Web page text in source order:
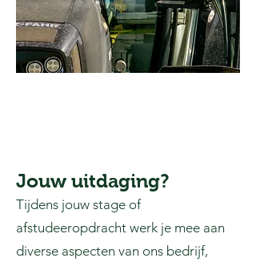
Jouw uitdaging?
Tijdens jouw stage of
afstudeeropdracht werk je mee aan
diverse aspecten van ons bedrijf,